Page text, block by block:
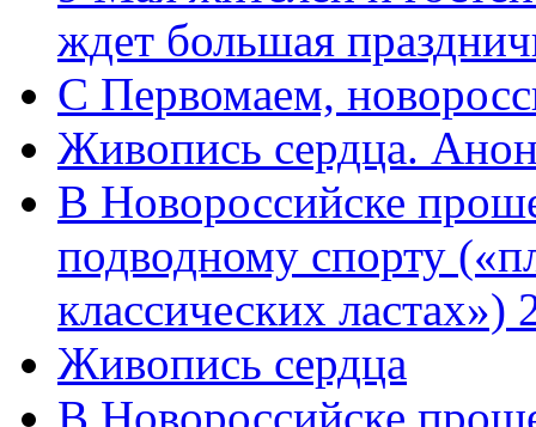
ждет большая
C Первомаем,
Живопись сердца.
В Новороссийске
подводному спорту
классических
Живопись сердца
В Новороссийске